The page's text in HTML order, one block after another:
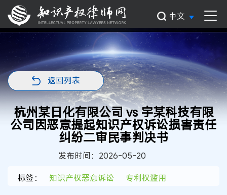
中文
返回列表
杭州某日化有限公司 vs 宇某科技有限
公司因恶意提起知识产权诉讼损害责任
纠纷二审民事判决书
发布时间：2026-05-20
标签：
知识产权恶意诉讼 专利权滥用